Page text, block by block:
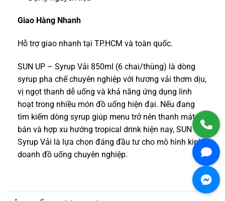
Giao Hàng Nhanh
Hỗ trợ giao nhanh tại TP.HCM và toàn quốc.
SUN UP – Syrup Vải 850ml (6 chai/thùng) là dòng
syrup pha chế chuyên nghiệp với hương vải thơm dịu,
vị ngọt thanh dễ uống và khả năng ứng dụng linh
hoạt trong nhiều món đồ uống hiện đại. Nếu đang
tìm kiếm dòng syrup giúp menu trở nên thanh mát, dễ
bán và hợp xu hướng tropical drink hiện nay, SUN UP
Syrup Vải là lựa chọn đáng đầu tư cho mô hình kinh
doanh đồ uống chuyên nghiệp.